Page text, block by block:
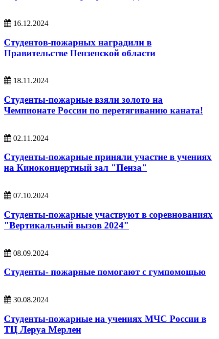
16.12.2024
Студентов-пожарных наградили в
Правительстве Пензенской области
18.11.2024
Студенты-пожарные взяли золото на
Чемпионате России по перетягиванию каната!
02.11.2024
Студенты-пожарные приняли участие в учениях
на Киноконцертный зал "Пенза"
07.10.2024
Студенты-пожарные участвуют в соревнованиях
"Вертикальный вызов 2024"
08.09.2024
Студенты- пожарные помогают с гумпомощью
30.08.2024
Студенты-пожарные на учениях МЧС России в
ТЦ Леруа Мерлен